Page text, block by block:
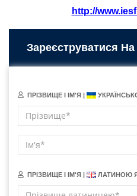
http://
Зареєструватися
ПРІЗВИЩЕ І ІМ'Я |
ПРІЗВИЩЕ І ІМ'Я | ЛАТИНОЮ